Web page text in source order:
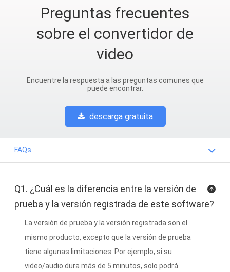
Preguntas frecuentes
sobre el convertidor de
video
Encuentre la respuesta a las preguntas comunes que
puede encontrar.
descarga gratuita
FAQs
Q1. ¿Cuál es la diferencia entre la versión de
prueba y la versión registrada de este software?
La versión de prueba y la versión registrada son el
mismo producto, excepto que la versión de prueba
tiene algunas limitaciones. Por ejemplo, si su
video/audio dura más de 5 minutos, solo podrá